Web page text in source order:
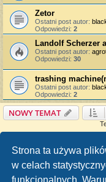
Strona ta używa
w celach
funkcjonalnych.
Zetor
Ostatni post autor:
Odpowiedzi: 2
Landolf Scherzer
Ostatni post autor:
Odpowiedzi: 30
trashing
Ostatni post autor:
Odpowiedzi: 2
NOWY TEMAT
TWOJE UPRAWNIENIA NA